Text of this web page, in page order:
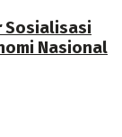
Sosialisasi
Nasional